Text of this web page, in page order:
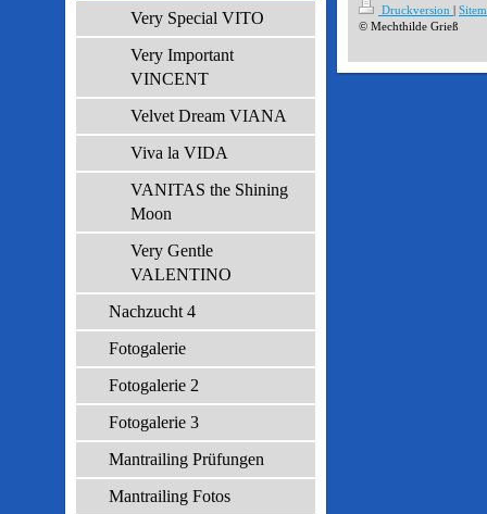
Very Special VITO
Very Important
VINCENT
Velvet Dream VIANA
Viva la VIDA
VANITAS the Shining
Moon
Very Gentle
VALENTINO
Nachzucht 4
Fotogalerie
Fotogalerie 2
Fotogalerie 3
Mantrailing Prüfungen
Mantrailing Fotos
Druckversion |
© Mechthilde Grieß